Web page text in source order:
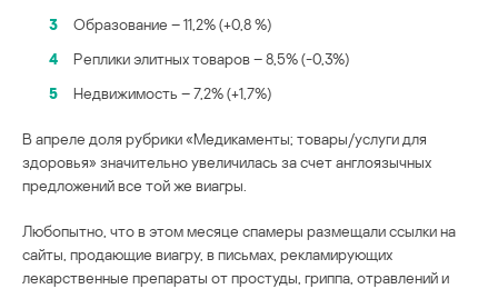
3
Образование – 11,2% (+0,8 %)
4
Реплики элитных товаров – 8,5% (-0,3%)
5
Недвижимость – 7,2% (+1,7%)
В апреле доля рубрики «Медикаменты; товары/услуги для
здоровья» значительно увеличилась за счет англоязычных
предложений все той же виагры.
Любопытно, что в этом месяце спамеры размещали ссылки на
сайты, продающие виагру, в письмах, рекламирующих
лекарственные препараты от простуды, гриппа, отравлений и